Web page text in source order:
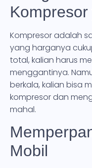
Kompresor adalah
yang harganya
total, kalian harus
menggantinya.
berkala, kalian bisa
kompresor dan
mahal.
Mobil